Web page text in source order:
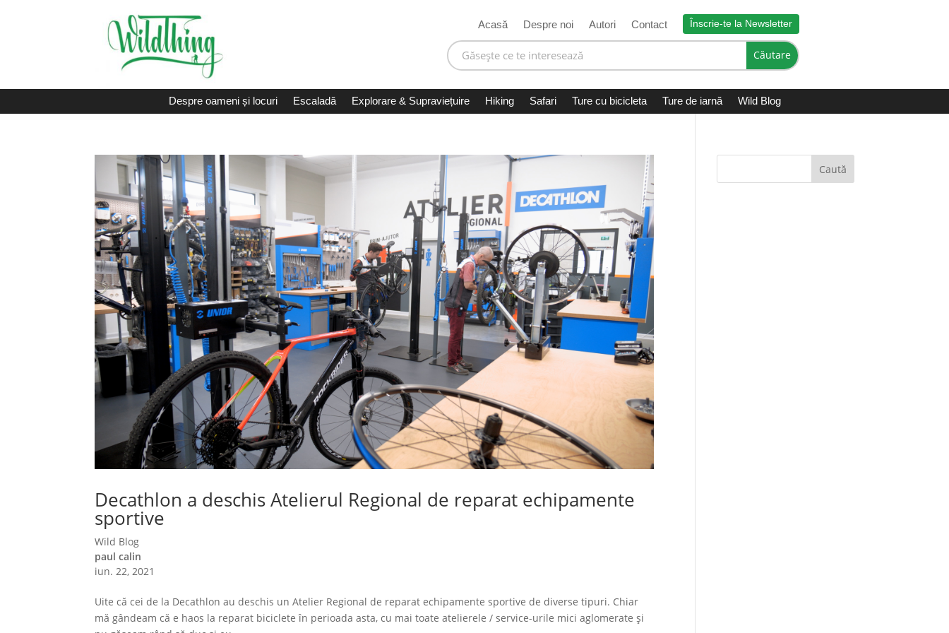
Acasă Despre noi Autori Contact Înscrie-te la Newsletter
Despre oameni și locuri Escaladă Explorare & Supraviețuire Hiking Safari Ture cu bicicleta Ture de iarnă Wild Blog
Decathlon a deschis Atelierul Regional de reparat echipamente
sportive
paul calin
iun. 22, 2021
Wild Blog
Uite că cei de la Decathlon au deschis un Atelier Regional de reparat echipamente sportive de diverse tipuri. Chiar
mă gândeam că e haos la reparat biciclete în perioada asta, cu mai toate atelierele / service-urile mici aglomerate și
Caută